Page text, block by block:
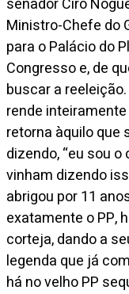
Ministro-Chefe do
para o Palácio do
Congresso e, de
buscar a
rende
retorna àquilo que
dizendo, “eu sou
vinham dizendo
abrigou por 11
exatamente o PP,
corteja, dando a
legenda que já
há no velho PP